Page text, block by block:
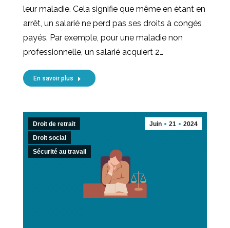
leur maladie. Cela signifie que même en étant en
arrêt, un salarié ne perd pas ses droits à congés
payés. Par exemple, pour une maladie non
professionnelle, un salarié acquiert 2…
En savoir plus
Juin 21 2024
Droit de retrait
Droit social
Sécurité au travail